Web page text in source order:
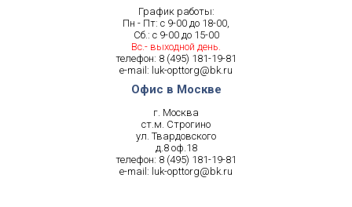
График работы:
Пн - Пт: с 9-00 до 18-00,
Сб.: с 9-00 до 15-00
Вс.- выходной день.
телефон: 8 (495) 181-19-81
e-mail: luk-opttorg@bk.ru
Офис в Москве
г. Москва
ст.м. Строгино
ул. Твардовского
д.8 оф.18
телефон: 8 (495) 181-19-81
e-mail: luk-opttorg@bk.ru